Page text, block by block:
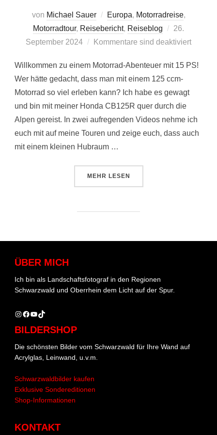
von Michael Sauer Europa, Motorradreise,
Motorradtour, Reisebericht, Reiseblog
Veröffentlicht
am
26.
September 2024
Kommentare sind deaktiviert
Willkommen zu einem Motorrad-Abenteuer mit 15 PS!
Wer hätte gedacht, dass man mit einem 125 ccm-
Motorrad so viel erleben kann? Ich habe es gewagt
und bin mit meiner Honda CB125R quer durch die
Alpen gereist. In zwei aufregenden Videos nehme ich
euch mit auf meine Touren und zeige euch, dass auch
mit einem kleinen Hubraum …
MEHR ÜBER „MOTORRAD-
LESEN
ÜBER MICH
Ich bin als Landschaftsfotograf in den Regionen
Schwarzwald und Oberrhein dem Licht auf der Spur.
Instagram
Facebook
YouTube
TikTok
BILDERSHOP
Die schönsten Bilder vom Schwarzwald für Ihre Wand auf
Acrylglas, Leinwand, u.v.m.
Schwarzwaldbilder kaufen
Exklusive Sondereditionen
Shop-Informationen
KONTAKT